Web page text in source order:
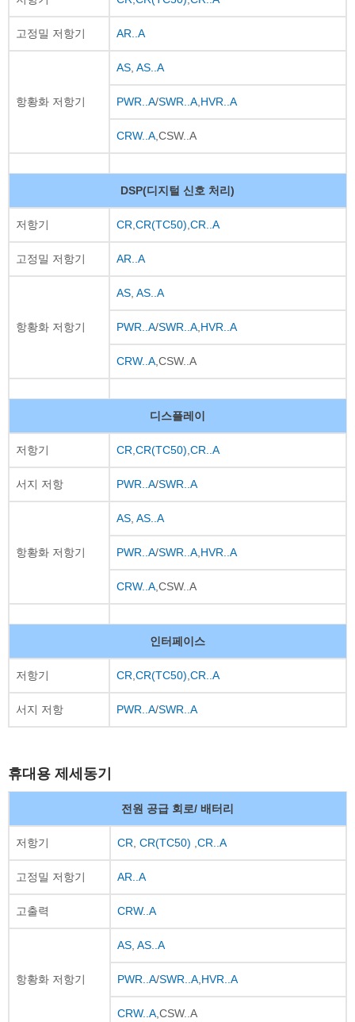
고정밀 저항기 AR..A
항황화 저항기
AS AS..A
PWR..A/SWR..A HVR..A
CRW..A ,CSW..A
DSP(디지털 신호 처리)
저항기 CR CR(TC50) CR..A
고정밀 저항기 AR..A
항황화 저항기
AS AS..A
PWR..A/SWR..A HVR..A
CRW..A ,CSW..A
디스플레이
저항기 CR CR(TC50) CR..A
서지 저항 PWR..A/SWR..A
항황화 저항기
AS AS..A
PWR..A/SWR..A HVR..A
CRW..A ,CSW..A
인터페이스
저항기 CR CR(TC50) CR..A
서지 저항 PWR..A/SWR..A
휴대용 제세동기
전원 공급 회로/ 배터리
저항기 CR CR(TC50) CR..A
고정밀 저항기 AR..A
고출력 CRW..A
항황화 저항기
AS AS..A
PWR..A/SWR..A HVR..A
CRW..A ,CSW..A